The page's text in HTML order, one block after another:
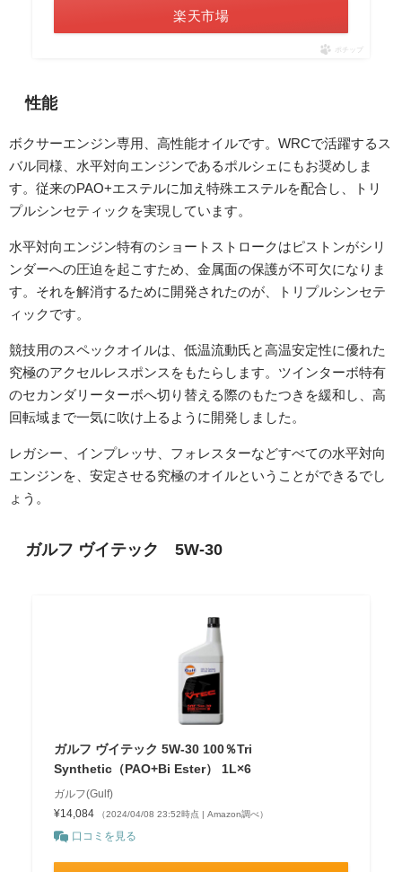
楽天市場
ポチップ
性能
ボクサーエンジン専用、高性能オイルです。WRCで活躍するス
バル同様、水平対向エンジンであるポルシェにもお奨めしま
す。従来のPAO+エステルに加え特殊エステルを配合し、トリ
プルシンセティックを実現しています。
水平対向エンジン特有のショートストロークはピストンがシリ
ンダーへの圧迫を起こすため、金属面の保護が不可欠になりま
す。それを解消するために開発されたのが、トリプルシンセテ
ィックです。
競技用のスペックオイルは、低温流動氏と高温安定性に優れた
究極のアクセルレスポンスをもたらします。ツインターボ特有
のセカンダリーターボへ切り替える際のもたつきを緩和し、高
回転域まで一気に吹け上るように開発しました。
レガシー、インプレッサ、フォレスターなどすべての水平対向
エンジンを、安定させる究極のオイルということができるでし
ょう。
ガルフ ヴイテック 5W-30
ガルフ ヴイテック 5W-30 100％Tri
Synthetic（PAO+Bi Ester） 1L×6
ガルフ(Gulf)
¥14,084
（2024/04/08 23:52時点 | Amazon調べ）
口コミを見る